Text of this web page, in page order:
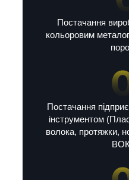
Постачання
кольоровим
Постачання
інструментом
волока, протяжки,